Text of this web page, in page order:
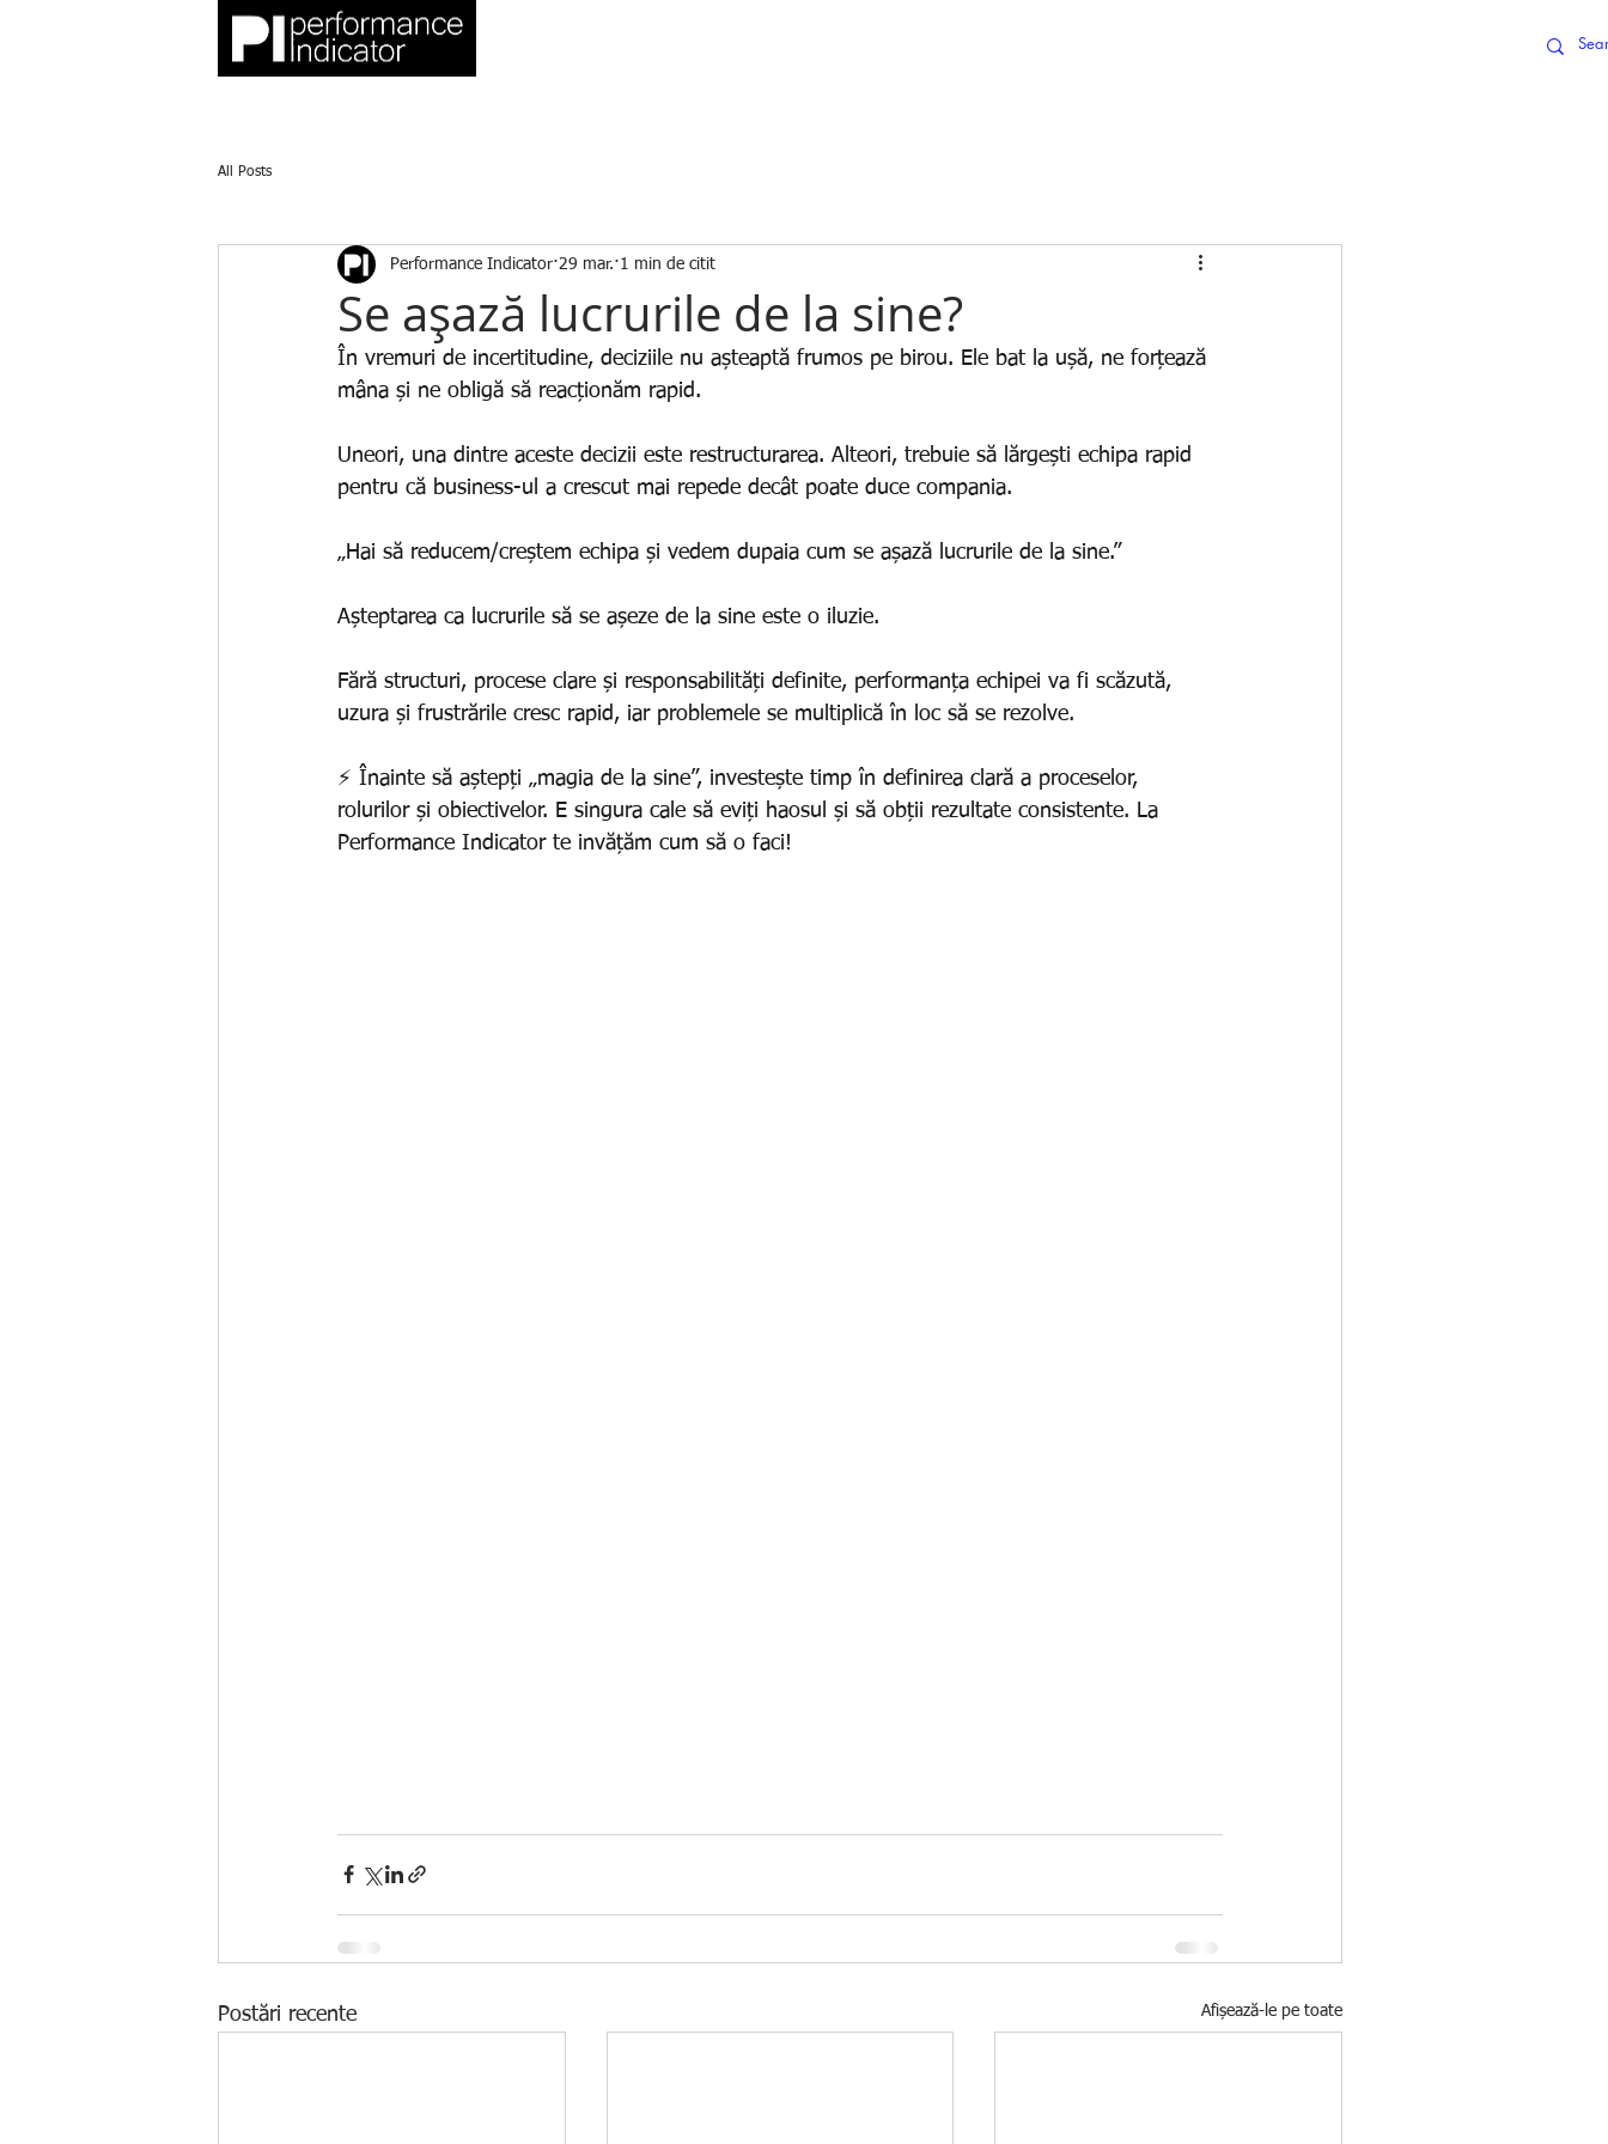
All Posts
Se așază lucrurile de la sine?
Performance Indicator 29 mar. 1 min de citit
În vremuri de incertitudine, deciziile nu așteaptă frumos pe birou. Ele bat la ușă, ne forțează
mâna și ne obligă să reacționăm rapid.
Uneori, una dintre aceste decizii este restructurarea. Alteori, trebuie să lărgești echipa rapid
pentru că business-ul a crescut mai repede decât poate duce compania.
„Hai să reducem/creștem echipa și vedem dupaia cum se așază lucrurile de la sine.”
Așteptarea ca lucrurile să se așeze de la sine este o iluzie.
Fără structuri, procese clare și responsabilități definite, performanța echipei va fi scăzută,
uzura și frustrările cresc rapid, iar problemele se multiplică în loc să se rezolve.
⚡ Înainte să aștepți „magia de la sine”, investește timp în definirea clară a proceselor,
rolurilor și obiectivelor. E singura cale să eviți haosul și să obții rezultate consistente. La
Performance Indicator te invățăm cum să o faci!
Postări recente Afișează-le pe toate